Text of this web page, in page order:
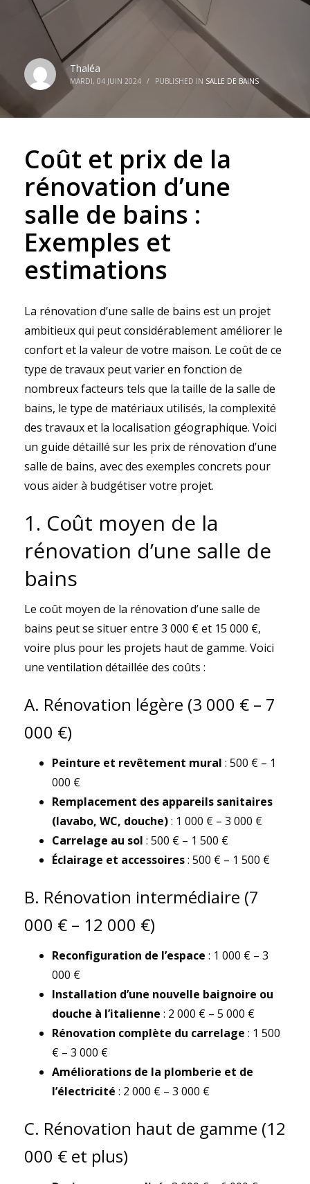
Thaléa
MARDI, 04 JUIN 2024 / PUBLISHED IN SALLE DE BAINS
Coût et prix de la
rénovation d’une
salle de bains :
Exemples et
estimations
La rénovation d’une salle de bains est un projet
ambitieux qui peut considérablement améliorer le
confort et la valeur de votre maison. Le coût de ce
type de travaux peut varier en fonction de
nombreux facteurs tels que la taille de la salle de
bains, le type de matériaux utilisés, la complexité
des travaux et la localisation géographique. Voici
un guide détaillé sur les prix de rénovation d’une
salle de bains, avec des exemples concrets pour
vous aider à budgétiser votre projet.
1. Coût moyen de la
rénovation d’une salle de
bains
Le coût moyen de la rénovation d’une salle de
bains peut se situer entre 3 000 € et 15 000 €,
voire plus pour les projets haut de gamme. Voici
une ventilation détaillée des coûts :
A. Rénovation légère (3 000 € – 7
000 €)
Peinture et revêtement mural : 500 € – 1
000 €
Remplacement des appareils sanitaires
(lavabo, WC, douche): 1 000 € – 3 000 €
Carrelage au sol : 500 € – 1 500 €
Éclairage et accessoires: 500 € – 1 500 €
B. Rénovation intermédiaire (7
000 € – 12 000 €)
Reconfiguration de l’espace : 1 000 € – 3
000 €
Installation d’une nouvelle baignoire ou
douche à l’italienne : 2 000 € – 5 000 €
Rénovation complète du carrelage : 1 500
€ – 3 000 €
Améliorations de la plomberie et de
l’électricité : 2 000 € – 3 000 €
C. Rénovation haut de gamme (12
000 € et plus)